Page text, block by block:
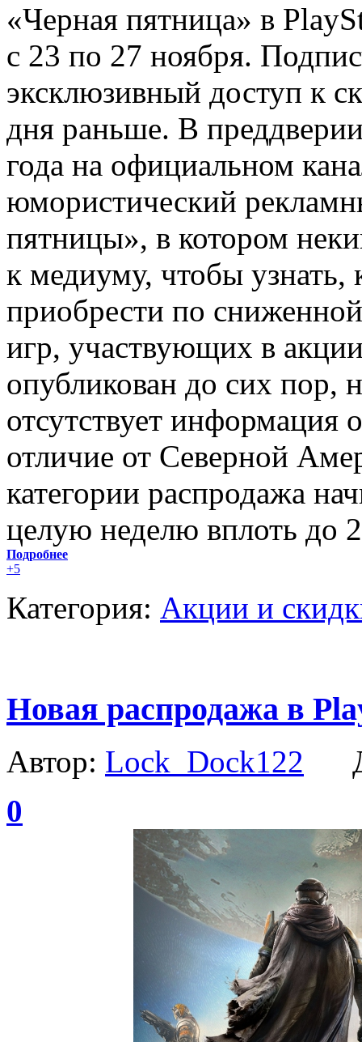
«Черная пятница» в
с 23 по 27 ноября.
эксклюзивный доступ к
дня раньше. В
года на официальном
юмористический
пятницы», в котором
к медиуму, чтобы
приобрести по
игр, участвующих в
опубликован до сих пор,
отсутствует
отличие от Северной
категории распродажа
целую неделю вплоть до
Подробнее
+5
Категория: Акции и
Новая распродажа в
Автор: Lock_Dock122
0